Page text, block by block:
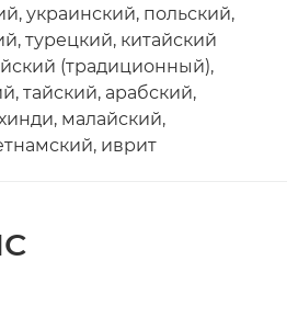
украинский, польский,
турецкий, китайский
(традиционный),
тайский, арабский,
малайский,
иврит